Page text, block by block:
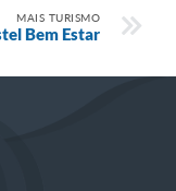
MAIS TURISMO
Bem Estar